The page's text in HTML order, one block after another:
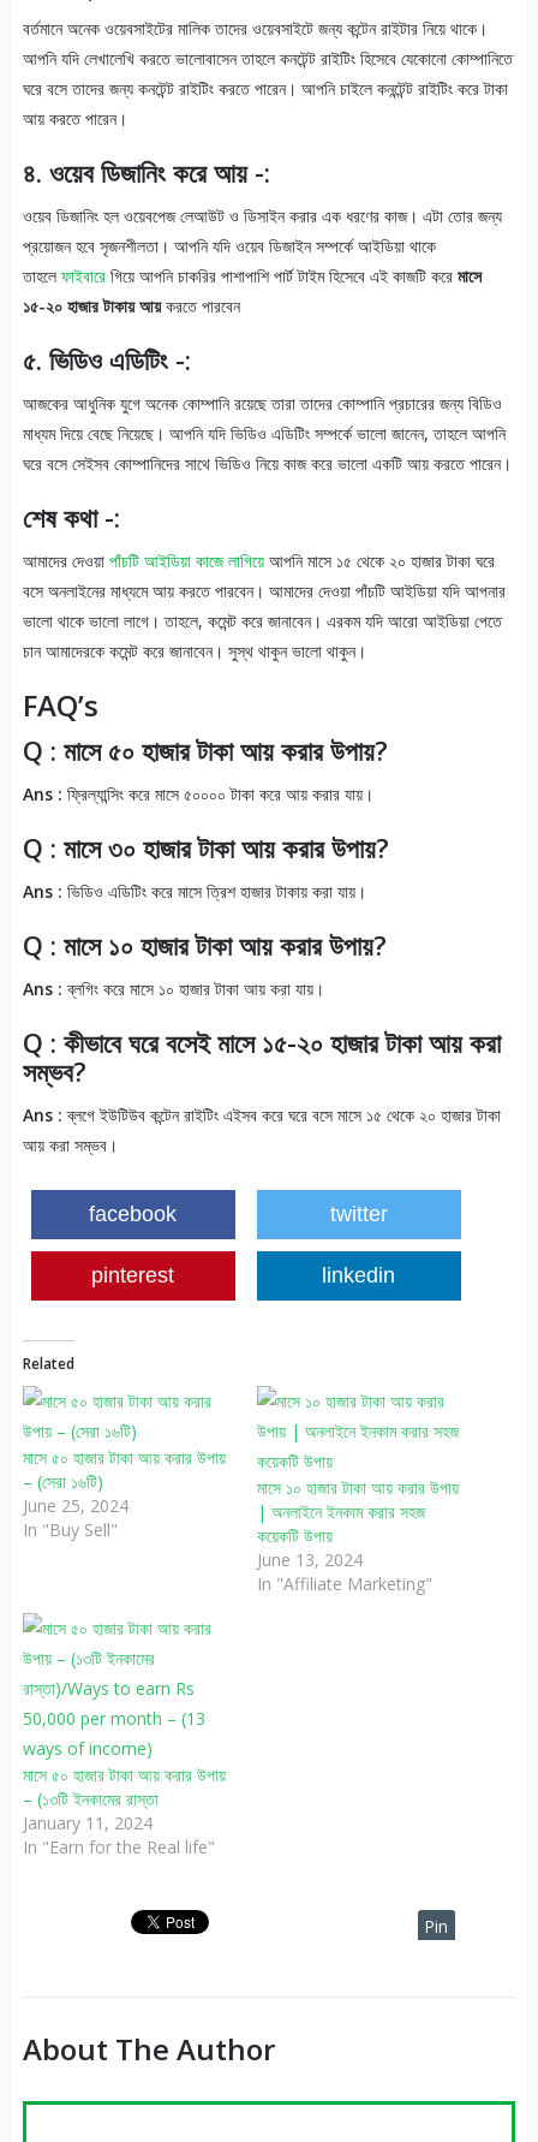
বর্তমানে অনেক ওয়েবসাইটের মালিক তাদের ওয়েবসাইটে জন্য কন্টেন রাইটার নিয়ে থাকে।
আপনি যদি লেখালেখি করতে ভালোবাসেন তাহলে কনটেন্ট রাইটিং হিসেবে যেকোনো কোম্পানিতে
ঘরে বসে তাদের জন্য কনটেন্ট রাইটিং করতে পারেন। আপনি চাইলে কনন্টেন্ট রাইটিং করে টাকা
আয় করতে পারেন।
৪. ওয়েব ডিজানিং করে আয় -:
ওয়েব ডিজানিং হল ওয়েবপেজ লেআউট ও ডিসাইন করার এক ধরণের কাজ। এটা তোর জন্য
প্রয়োজন হবে সৃজনশীলতা। আপনি যদি ওয়েব ডিজাইন সম্পর্কে আইডিয়া থাকে
তাহলে ফাইবারেগিয়ে আপনি চাকরির পাশাপাশি পার্ট টাইম হিসেবে এই কাজটি করে মাসে
১৫-২০ হাজার টাকায় আয়করতে পারবেন
৫. ভিডিও এডিটিং -:
আজকের আধুনিক যুগে অনেক কোম্পানি রয়েছে তারা তাদের কোম্পানি প্রচারের জন্য বিডিও
মাধ্যম দিয়ে বেছে নিয়েছে। আপনি যদি ভিডিও এডিটিং সম্পর্কে ভালো জানেন, তাহলে আপনি
ঘরে বসে সেইসব কোম্পানিদের সাথে ভিডিও নিয়ে কাজ করে ভালো একটি আয় করতে পারেন।
শেষ কথা -:
আমাদের দেওয়া পাঁচটি আইডিয়া কাজে লাগিয়ে আপনি মাসে ১৫ থেকে ২০ হাজার টাকা ঘরে
বসে অনলাইনের মাধ্যমে আয় করতে পারবেন। আমাদের দেওয়া পাঁচটি আইডিয়া যদি আপনার
ভালো থাকে ভালো লাগে। তাহলে, কমেন্ট করে জানাবেন। এরকম যদি আরো আইডিয়া পেতে
চান আমাদেরকে কমেন্ট করে জানাবেন। সুস্থ থাকুন ভালো থাকুন।
FAQ’s
Q : মাসে ৫০ হাজার টাকা আয় করার উপায়?
Ans : ফ্রিল্যান্সিং করে মাসে ৫০০০০ টাকা করে আয় করার যায়।
Q : মাসে ৩০ হাজার টাকা আয় করার উপায়?
Ans : ভিডিও এডিটিং করে মাসে ত্রিশ হাজার টাকায় করা যায়।
Q : মাসে ১০ হাজার টাকা আয় করার উপায়?
Ans : ব্লগিং করে মাসে ১০ হাজার টাকা আয় করা যায়।
Q : কীভাবে ঘরে বসেই মাসে ১৫-২০ হাজার টাকা আয় করা
সম্ভব?
Ans : ব্লগে ইউটিউব কন্টেন রাইটিং এইসব করে ঘরে বসে মাসে ১৫ থেকে ২০ হাজার টাকা
আয় করা সম্ভব।
facebook twitter
pinterest linkedin
Related
মাসে ৫০ হাজার টাকা আয় করার উপায়
– (সেরা ১৬টি)
June 25, 2024
In "Buy Sell"
মাসে ১০ হাজার টাকা আয় করার উপায়
| অনলাইনে ইনকাম করার সহজ
কয়েকটি উপায়
June 13, 2024
In "Affiliate Marketing"
মাসে ৫০ হাজার টাকা আয় করার উপায়
– (১৩টি ইনকামের রাস্তা
January 11, 2024
In "Earn for the Real life"
Pin
About The Author